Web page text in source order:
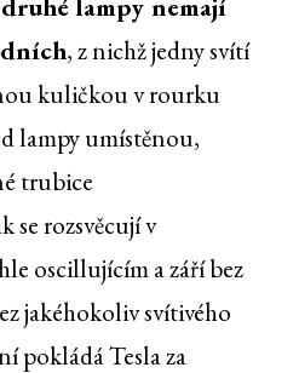
, z nichž jedny svítí
kuličkou v rourku
lampy umístěnou,
trubice
se rozsvěcují v
oscillujícím a září bez
jakéhokoliv svítivého
pokládá Tesla za